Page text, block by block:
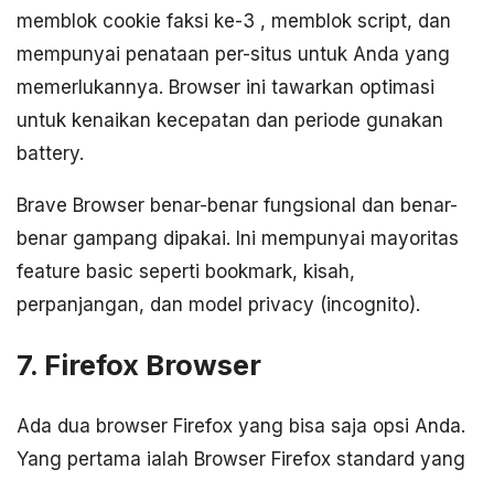
memblok cookie faksi ke-3 , memblok script, dan
mempunyai penataan per-situs untuk Anda yang
memerlukannya. Browser ini tawarkan optimasi
untuk kenaikan kecepatan dan periode gunakan
battery.
Brave Browser benar-benar fungsional dan benar-
benar gampang dipakai. Ini mempunyai mayoritas
feature basic seperti bookmark, kisah,
perpanjangan, dan model privacy (incognito).
7. Firefox Browser
Ada dua browser Firefox yang bisa saja opsi Anda.
Yang pertama ialah Browser Firefox standard yang